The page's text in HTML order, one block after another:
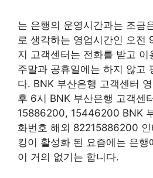
는 은행의 운영시간과는 조금
로 생각하는 영업시간인 오전
지 고객센터는 전화를 받고 이
주말과 공휴일에는 하지 않고
다. BNK 부산은행 고객센터
후 6시 BNK 부산은행 고객센
15886200, 15446200 BNK
화번호 해외 82215886200
킹이 활성화 된 요즘에는 은행
이 거의 없기는 합니다.